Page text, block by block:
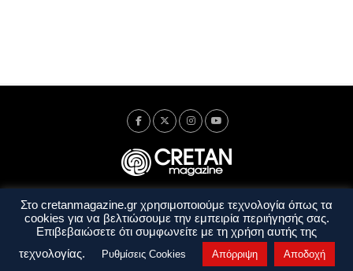
Ταυτότητα Πολιτική Απορρήτου
Όροι Χρήσης
Όροι και Προϋποθέσεις
Στο cretanmagazine.gr χρησιμοποιούμε τεχνολογία όπως τα
cookies για να βελτιώσουμε την εμπειρία περιήγησής σας.
Επιβεβαιώσετε ότι συμφωνείτε με τη χρήση αυτής της
τεχνολογίας.
Ρυθμίσεις Cookies Απόρριψη Αποδοχή